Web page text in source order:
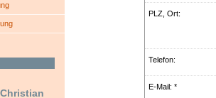
PLZ, Ort:
Telefon:
E-Mail: *